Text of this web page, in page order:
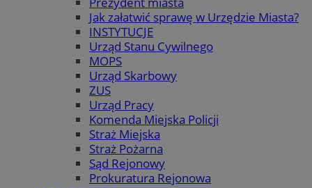
Jak załatwić sprawę w Urzędzie Miasta?
INSTYTUCJE
Urząd Stanu Cywilnego
MOPS
Urząd Skarbowy
ZUS
Urząd Pracy
Komenda Miejska Policji
Straż Miejska
Straż Pożarna
Sąd Rejonowy
Prokuratura Rejonowa